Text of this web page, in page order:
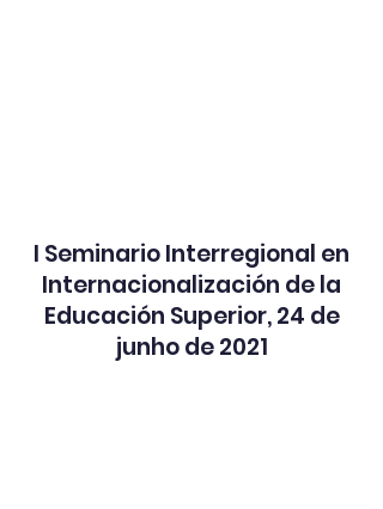
I Seminario Interregional en
Internacionalización de la
Educación Superior, 24 de
junho de 2021